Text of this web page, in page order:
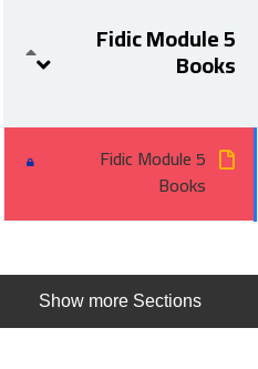
Fidic Module 5
Books
Fidic Module 5
Books
Show more Sections
ابقى على تواصل
5 شارع 278 –
201287888051+